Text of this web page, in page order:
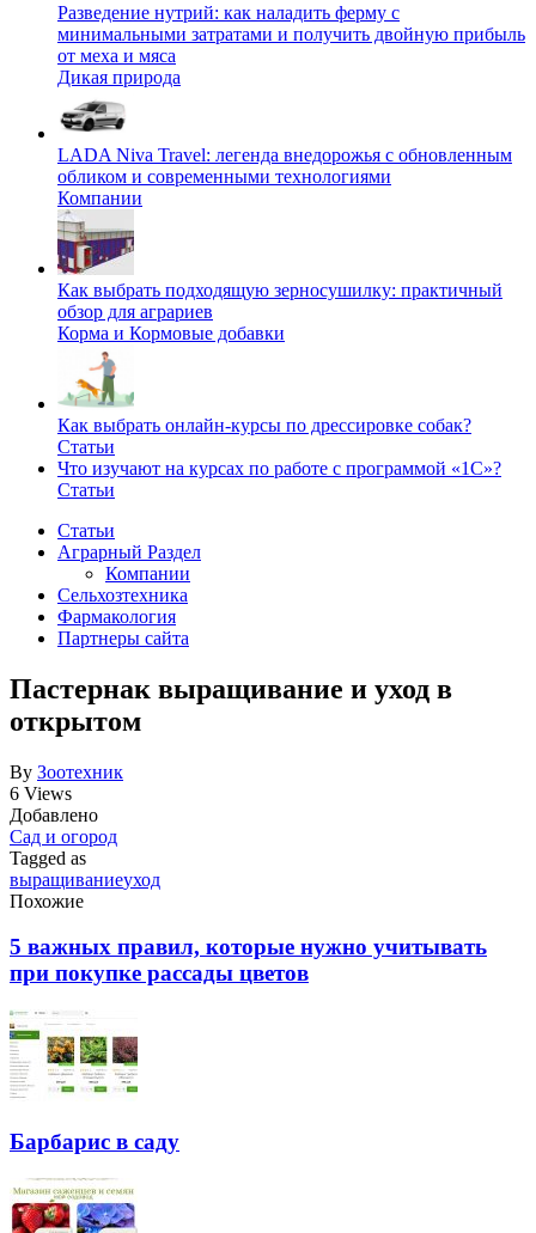
Разведение нутрий: как наладить ферму с
минимальными затратами и получить двойную прибыль
от меха и мяса
Дикая природа
LADA Niva Travel: легенда внедорожья с обновленным
обликом и современными технологиями
Компании
Как выбрать подходящую зерносушилку: практичный
обзор для аграриев
Корма и Кормовые добавки
Как выбрать онлайн-курсы по дрессировке собак?
Статьи
Что изучают на курсах по работе с программой «1С»?
Статьи
Статьи
Аграрный Раздел
Компании
Сельхозтехника
Фармакология
Партнеры сайта
Пастернак выращивание и уход в
открытом
By Зоотехник
6 Views
Добавлено
Сад и огород
Tagged as
выращиваниеуход
Похожие
5 важных правил, которые нужно учитывать
при покупке рассады цветов
Барбарис в саду